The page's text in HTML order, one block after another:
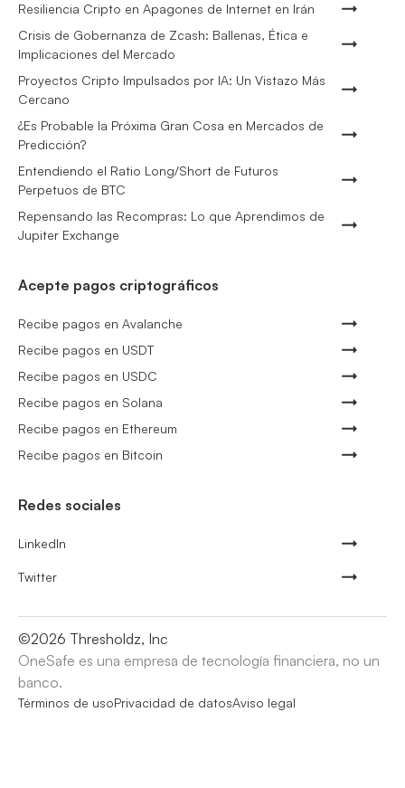
Resiliencia Cripto en Apagones de Internet en Irán
Crisis de Gobernanza de Zcash: Ballenas, Ética e
Implicaciones del Mercado
Proyectos Cripto Impulsados por IA: Un Vistazo Más
Cercano
¿Es Probable la Próxima Gran Cosa en Mercados de
Predicción?
Entendiendo el Ratio Long/Short de Futuros
Perpetuos de BTC
Repensando las Recompras: Lo que Aprendimos de
Jupiter Exchange
Acepte pagos criptográficos
Recibe pagos en Avalanche
Recibe pagos en USDT
Recibe pagos en USDC
Recibe pagos en Solana
Recibe pagos en Ethereum
Recibe pagos en Bitcoin
Redes sociales
LinkedIn
Twitter
©2026 Thresholdz, Inc
OneSafe es una empresa de tecnología financiera, no un
banco.
Términos de usoPrivacidad de datosAviso legal